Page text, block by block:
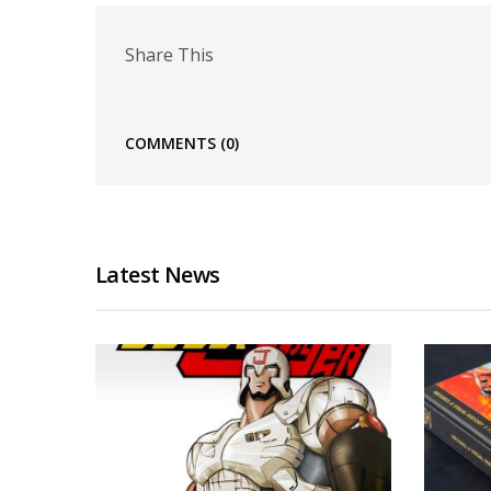
Share This
COMMENTS (0)
Latest News